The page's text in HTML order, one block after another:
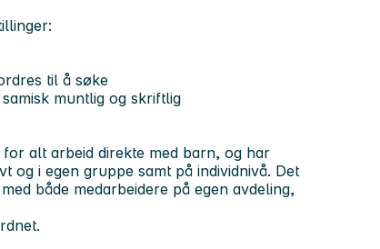
til å søke
muntlig og skriftlig
alt arbeid direkte med barn, og har
og i egen gruppe samt på individnivå. Det
både medarbeidere på egen avdeling,